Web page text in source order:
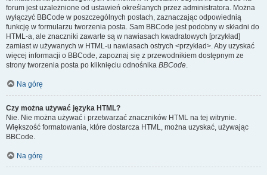
forum jest uzależnione od ustawień określanych przez administratora. Można
wyłączyć BBCode w poszczególnych postach, zaznaczając odpowiednią
funkcję w formularzu tworzenia posta. Sam BBCode jest podobny w składni do
HTML-a, ale znaczniki zawarte są w nawiasach kwadratowych [przykład]
zamiast w używanych w HTML-u nawiasach ostrych <przykład>. Aby uzyskać
więcej informacji o BBCode, zapoznaj się z przewodnikiem dostępnym ze
strony tworzenia posta po kliknięciu odnośnika BBCode.
Na górę
Czy można używać języka HTML?
Nie. Nie można używać i przetwarzać znaczników HTML na tej witrynie.
Większość formatowania, które dostarcza HTML, można uzyskać, używając
BBCode.
Na górę